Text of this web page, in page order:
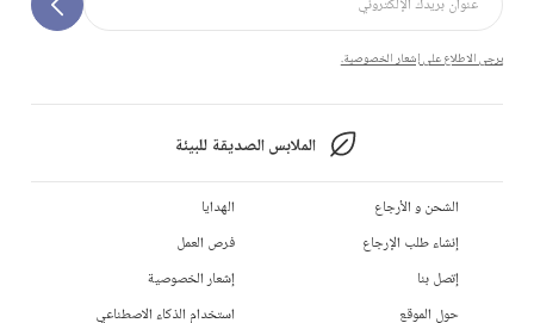
يرجى الاطلاع على إشعار الخصوصية.
الملابس الصديقة للبيئة
الشحن و الأرجاع
إنشاء طلب الإرجاع
إتصل بنا
حول الموقع
الهدايا
فرص العمل
إشعار الخصوصية
استخدام الذكاء الاصطناعي